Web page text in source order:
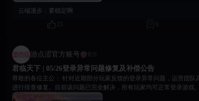
云端漫步： 要稳定啊
23
游点涩官方账号 官方
君临天下 | 05/26登录异常问题修复及补偿公告
尊敬的各位主公： 针对近期部分玩家反馈的登录异常问题，运营团队高度重视并第一时间组织技术力量
进行排查修复。目前该问题已完全解决，所有玩家均可正常登录游戏。 为表达此次问题给您带来不便的
歉意，游戏特别准备了一份补偿礼包，请您在游戏内兑换码入口领取。 补偿礼包码：46-de8569397b4-1